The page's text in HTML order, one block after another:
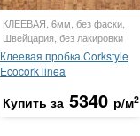
КЛЕЕВАЯ, 6мм, без фаски,
Швейцария, без лакировки
Клеевая пробка Corkstyle
Ecocork linea
Купить за 5340 р/м2